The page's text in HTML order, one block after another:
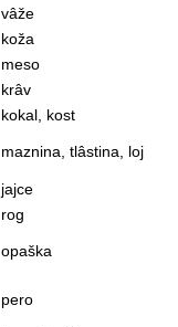
vâže
koža
meso
krâv
kokal, kost
maznina, tlâstina, loj
jajce
rog
opaška
pero